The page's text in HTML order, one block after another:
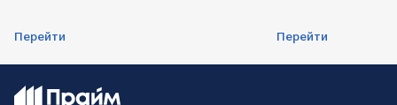
Перейти Перейти